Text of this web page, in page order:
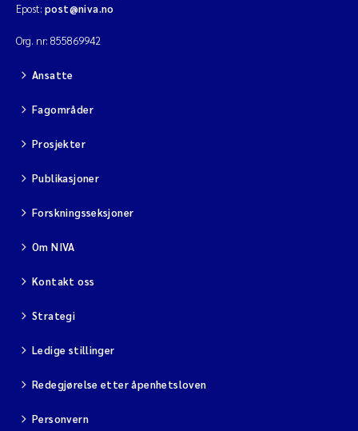
Epost: post@niva.no
Org. nr: 855869942
Ansatte
Fagområder
Prosjekter
Publikasjoner
Forskningsseksjoner
Om NIVA
Kontakt oss
Strategi
Ledige stillinger
Redegjørelse etter åpenhetsloven
Personvern